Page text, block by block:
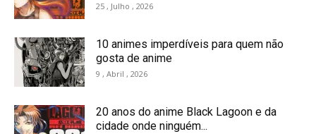
25 , Julho , 2026
10 animes imperdíveis para quem não
gosta de anime
9 , Abril , 2026
20 anos do anime Black Lagoon e da
cidade onde ninguém...